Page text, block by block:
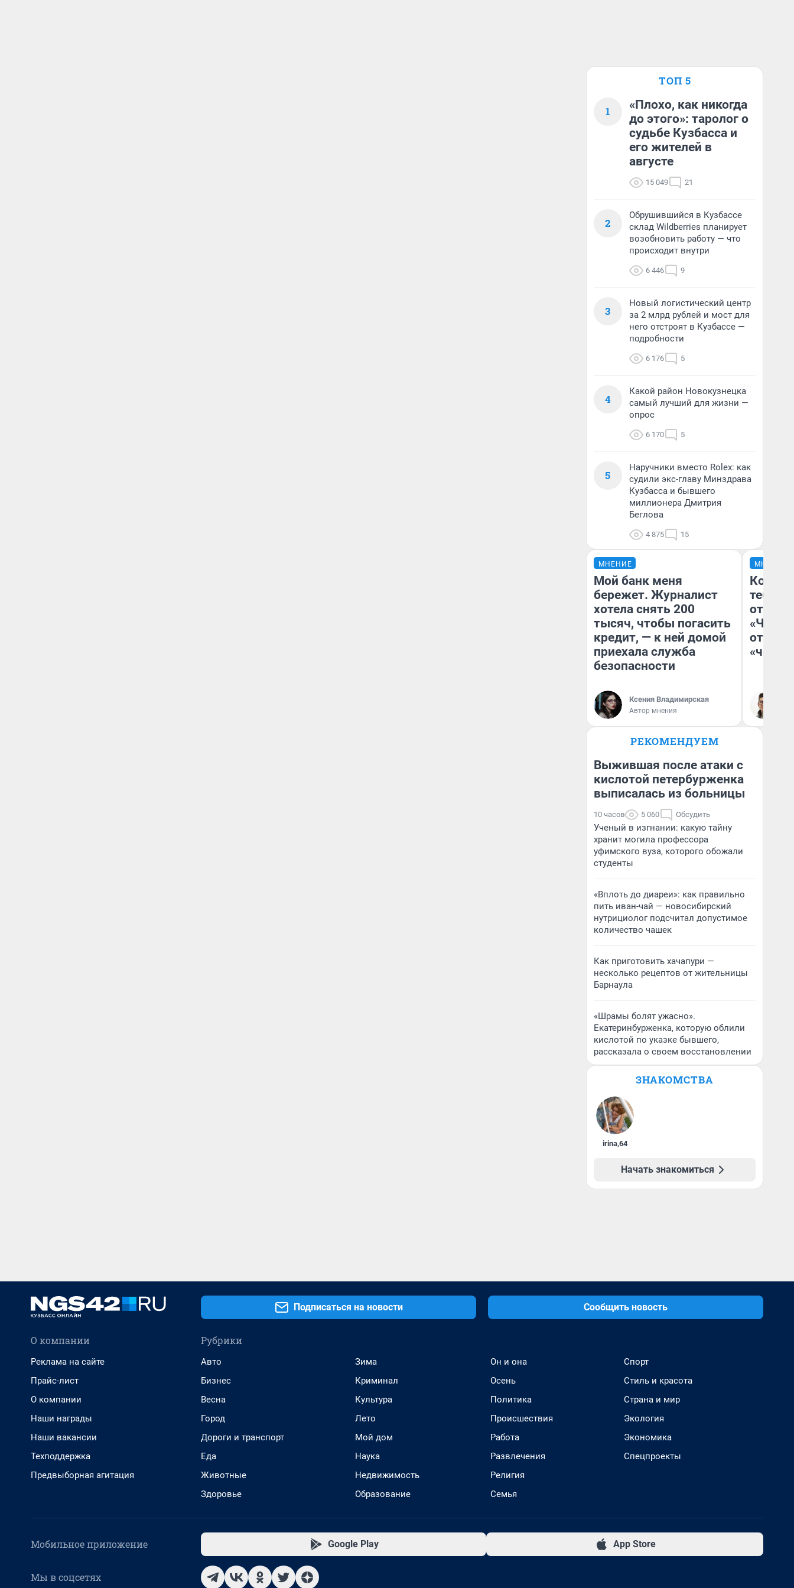
ТОП 5
1
«Плохо, как никогда
до этого»: таролог о
судьбе Кузбасса и
его жителей в
августе
15 049 21
2
Обрушившийся в Кузбассе
склад Wildberries планирует
возобновить работу — что
происходит внутри
6 446 9
3
Новый логистический центр
за 2 млрд рублей и мост для
него отстроят в Кузбассе —
подробности
6 176 5
4
Какой район Новокузнецка
самый лучший для жизни —
опрос
6 170 5
5
Наручники вместо Rolex: как
судили экс-главу Минздрава
Кузбасса и бывшего
миллионера Дмитрия
Беглова
4 875 15
МНЕНИЕ
Мой банк меня
бережет. Журналист
хотела снять 200
тысяч, чтобы погасить
кредит, — к ней домой
приехала служба
безопасности
Ксения Владимирская
Автор мнения
МНЕНИЕ
тебя
отзыв
РЕКОМЕНДУЕМ
Выжившая после атаки с
кислотой петербурженка
выписалась из больницы
10 часов 5 060 Обсудить
Ученый в изгнании: какую тайну
хранит могила профессора
уфимского вуза, которого обожали
студенты
«Вплоть до диареи»: как правильно
пить иван-чай — новосибирский
нутрициолог подсчитал допустимое
количество чашек
Как приготовить хачапури —
несколько рецептов от жительницы
Барнаула
«Шрамы болят ужасно».
Екатеринбурженка, которую облили
кислотой по указке бывшего,
рассказала о своем восстановлении
ЗНАКОМСТВА
irina,64
Начать знакомиться
Подписаться на новости Сообщить новость
О компании
Реклама на сайте
Прайс-лист
О компании
Наши награды
Наши вакансии
Техподдержка
Предвыборная агитация
Рубрики
Авто
Бизнес
Весна
Город
Дороги и транспорт
Еда
Животные
Здоровье
Зима
Криминал
Культура
Лето
Мой дом
Наука
Недвижимость
Образование
Он и она
Осень
Политика
Происшествия
Работа
Развлечения
Религия
Семья
Спорт
Стиль и красота
Страна и мир
Экология
Экономика
Спецпроекты
Мобильное приложение Google Play App Store
Мы в соцсетях